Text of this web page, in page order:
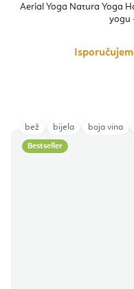
Aerial Yoga Natura Yoga
yogu
Bestseller
bež bijela boja vina